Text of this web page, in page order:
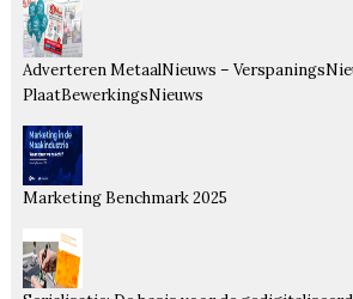
Adverteren MetaalNieuws –
PlaatBewerkingsNieuws
Marketing Benchmark 2025